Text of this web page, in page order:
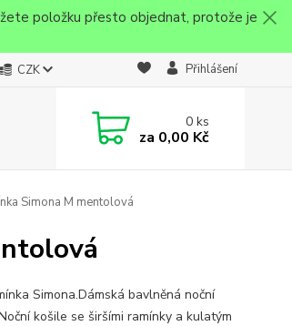
položku přesto objednat, protože je
CZK Přihlášení
0ks
za 0,00 Kč
Simona M mentolová
Simona.Dámská bavlněná noční
košile se širšími ramínky a kulatým